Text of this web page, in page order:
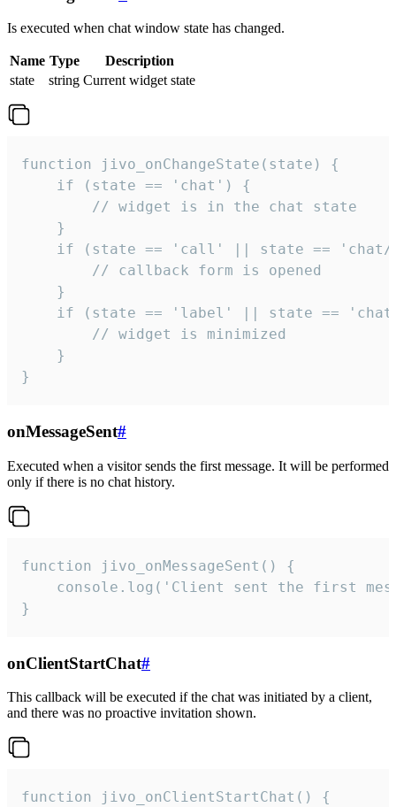
Is executed when chat window state has changed.
Name Type
Description
state
string Current widget state
function jivo_onChangeState(state) {
    if (state == 'chat') {
        // widget is in the chat state
    }
if (state == 'call' || state ==
        // callback form is opened
    }
if (state == 'label' || state ==
        // widget is minimized
    }
}
onMessageSent#
Executed when a visitor sends the first message. It will be performed
only if there is no chat history.
function jivo_onMessageSent() {
console.log('Client sent the first
}
onClientStartChat#
This callback will be executed if the chat was initiated by a client,
and there was no proactive invitation shown.
function jivo_onClientStartChat() {